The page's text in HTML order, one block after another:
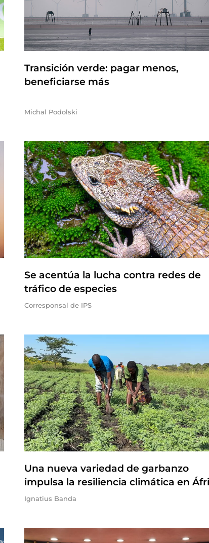
Transición verde: pagar menos,
beneficiarse más
Michal Podolski
Se acentúa la lucha contra redes de
tráfico de especies
Corresponsal de IPS
Una nueva variedad de garbanzo
impulsa la resiliencia climática en
Ignatius Banda